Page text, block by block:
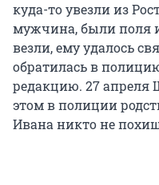
куда-то увезли из
мужчина, были поля
везли, ему удалось
обратилась в
редакцию. 27 апреля
этом в полиции
Ивана никто не